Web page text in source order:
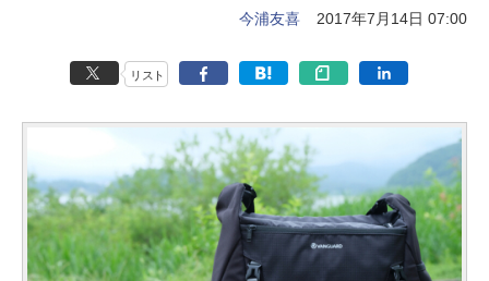
今浦友喜 2017年7月14日 07:00
リスト